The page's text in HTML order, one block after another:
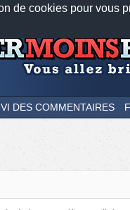
de cookies pour vous
Nos applications mobiles
DES COMMENTAIRES